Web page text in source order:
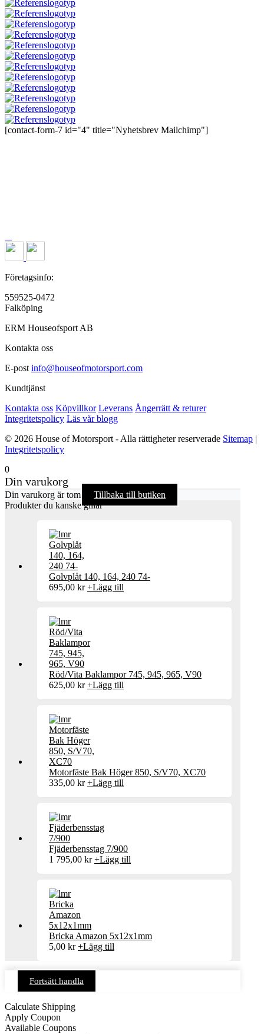
[contact-form-7 id="4" title="Nyhetsbrev Mailchimp"]
Företagsinfo:
559525-0472
Falköping
ERM Houseofsport AB
Kontakta oss
E-post info@houseofmotorsport.com
Kundtjänst
Kontakta oss Köpvillkor Leverans Ångerrätt & returer
Integritetspolicy Läs vår blogg
© 2026 House of Motorsport - Alla rättigheter reserverade Sitemap |
Integritetspolicy
0
Din varukorg
Din varukorg är tom
Tillbaka till butiken
Produkter du kanske gillar
Golvplåt 140, 164, 240 74-
695,00 kr +Lägg till
Röd/Vita Baklampor 745, 945, 965, V90
625,00 kr +Lägg till
Motorfäste Bak Höger 850, S/V70, XC70
335,00 kr +Lägg till
Fjäderbensstag 7/900
1 795,00 kr +Lägg till
Bricka Amazon 5x12x1mm
5,00 kr +Lägg till
Fortsätt handla
Calculate Shipping
Apply Coupon
Available Coupons